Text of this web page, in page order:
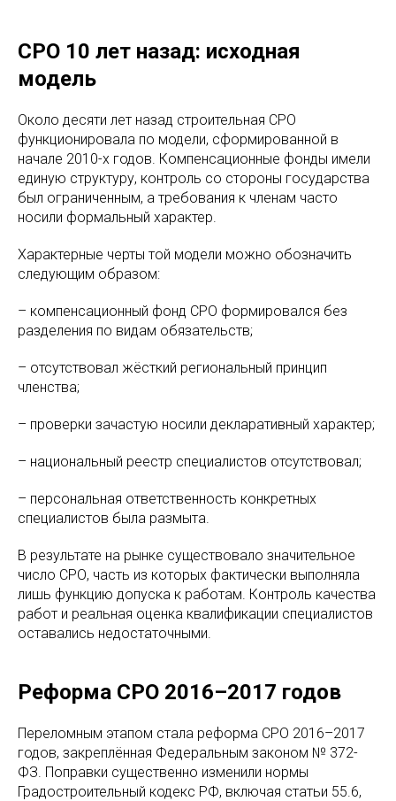
СРО 10 лет назад: исходная
модель
Около десяти лет назад строительная СРО
функционировала по модели, сформированной в
начале 2010-х годов. Компенсационные фонды имели
единую структуру, контроль со стороны государства
был ограниченным, а требования к членам часто
носили формальный характер.
Характерные черты той модели можно обозначить
следующим образом:
– компенсационный фонд СРО формировался без
разделения по видам обязательств;
– отсутствовал жёсткий региональный принцип
членства;
– проверки зачастую носили декларативный характер;
– национальный реестр специалистов отсутствовал;
– персональная ответственность конкретных
специалистов была размыта.
В результате на рынке существовало значительное
число СРО, часть из которых фактически выполняла
лишь функцию допуска к работам. Контроль качества
работ и реальная оценка квалификации специалистов
оставались недостаточными.
Реформа СРО 2016–2017 годов
Переломным этапом стала реформа СРО 2016–2017
годов, закреплённая Федеральным законом № 372-
ФЗ. Поправки существенно изменили нормы
Градостроительный кодекс РФ, включая статьи 55.6,